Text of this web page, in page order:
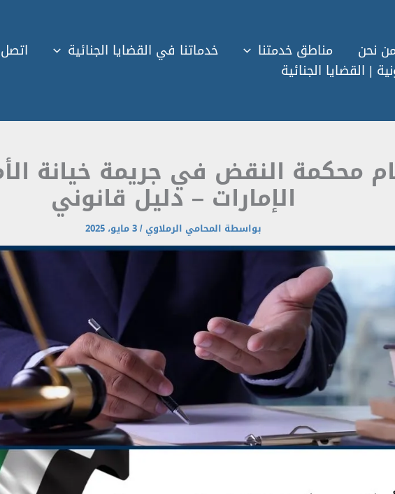
نحن مناطق خدمتنا خدماتنا في القضايا الجنائية
اتصل
| القضايا الجنائية
محكمة النقض في جريمة خيانة
الإمارات – دليل قانوني
بواسطة المحامي الرملاوي /3 مايو، 2025